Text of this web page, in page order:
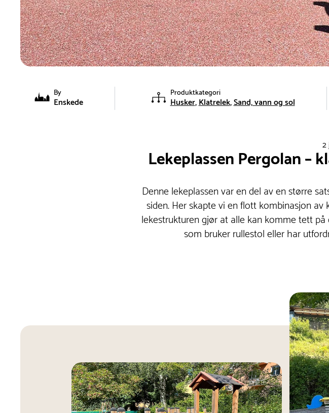
By
Enskede
Produktkategori
Husker Klatrelek Sand, vann og sol
2
Lekeplassen Pergolan –
Denne lekeplassen var en del av en større
siden. Her skapte vi en flott kombinasjon
lekestrukturen gjør at alle kan komme tett
som bruker rullestol eller har